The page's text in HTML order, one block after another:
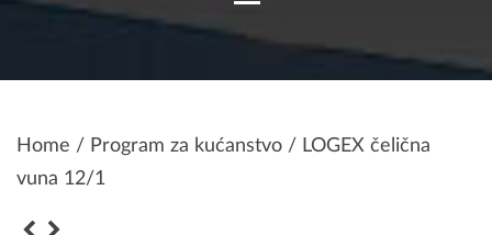
Home / Program za kućanstvo / LOGEX čelična
vuna 12/1